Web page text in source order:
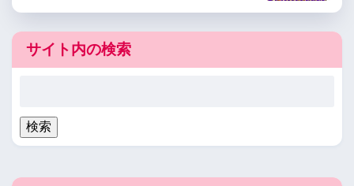
サイト内の検索